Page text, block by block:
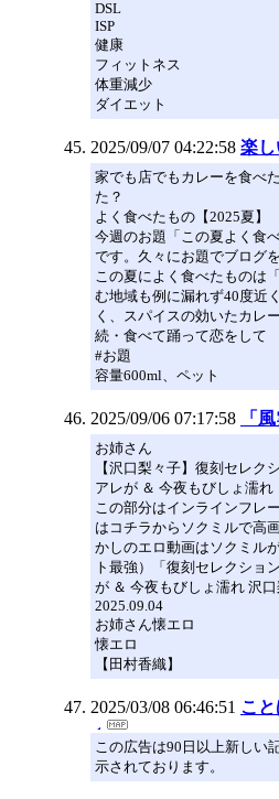
DSL
ISP
健康
フィットネス
体重減少
ダイエット
2025/09/07 04:22:58 楽
家でも店でもカレーを食べ
た？
よく食べたもの【2025夏】
今週のお題「この夏よく食
です。久々にお題でブログ
この夏によく食べたものは
む地域も例に漏れず40度近
く、スパイスの効いたカレ
続・食べて踊って恋をして
#お題
容量600ml、ペット
2025/09/06 07:17:58 「
お姉さん
【沢口梨々子】復刻セレク
アレが ＆ 今夜もびしょ濡れ
この部分はインラインフレ
はコチラからソクミルで
かしのエロ動画はソクミル
ト最強）「復刻セレクショ
が ＆ 今夜もびしょ濡れ 沢口
2025.09.04
お姉さん懐エロ
懐エロ
【田村香織】
2025/03/08 06:46:51 こ
この広告は90日以上新しい
示されております。